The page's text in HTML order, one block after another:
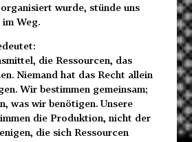
wurde, stünde uns
Weg.
die Ressourcen, das
Niemand hat das Recht allein
Wir bestimmen gemeinsam;
was wir benötigen. Unsere
die Produktion, nicht der
die sich Ressourcen